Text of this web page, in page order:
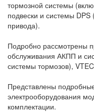
тормозной системы
подвески и системы
привода).
Подробно рассмотрены
обслуживания АКПП и
системы тормозов),
Представлены
электрооборудования
комплектации.